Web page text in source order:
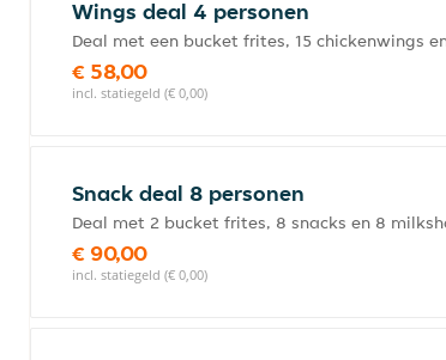
Wings deal 4 personen
Deal met een bucket frites, 15 chickenwings
€ 58,00
incl. statiegeld (€ 0,00)
Snack deal 8 personen
Deal met 2 bucket frites, 8 snacks en 8
€ 90,00
incl. statiegeld (€ 0,00)